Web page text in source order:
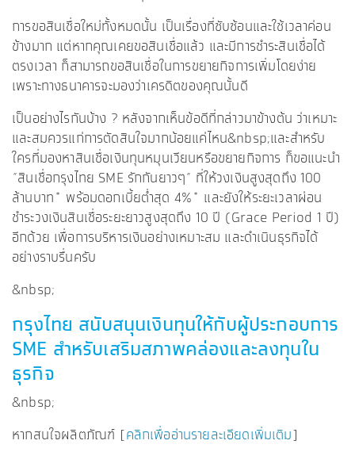
การขอสินเชื่อใหม่ทั้งหมดนั้น เป็นเรื่องที่ซับซ้อนและใช้เวลาค่อน
ข้างมาก แต่หากคุณเคยขอสินเชื่อแล้ว และมีการชำระสินเชื่อได้
ตรงเวลา ก็สามารถขอสินเชื่อในการขยายกิจการเพิ่มโดยง่าย
เพราะทางธนาคารจะมองว่าเครดิตของคุณนั้นดี
เป็นอย่างไรกันบ้าง ? หลังจากเห็นข้อดีที่กล่าวมาข้างต้น ว่าเหมาะ
และสมควรแก่การตัดสินใจมากน้อยแค่ไหน&nbsp;และสำหรับ
ใครที่มองหาสินเชื่อเงินทุนหมุนเวียนหรือขยายกิจการ ก็ขอแนะนำ
“สินเชื่อกรุงไทย SME รักกันยาวๆ“ ที่ให้วงเงินสูงสุดถึง 100
ล้านบาท* พร้อมดอกเบี้ยต่ำสุด 4%* และยังให้ระยะเวลาผ่อน
ชำระวงเงินสินเชื่อระยะยาวสูงสุดถึง 10 ปี (Grace Period 1 ปี)
อีกด้วย เพื่อการบริหารเงินอย่างเหมาะสม และดำเนินธุรกิจได้
อย่างราบรื่นครับ
&nbsp;
กรุงไทย สนับสนุนเงินทุนให้กับผู้ประกอบการ
SME สำหรับเสริมสภาพคล่องและลงทุนใน
ธุรกิจ
&nbsp;
หากสนใจผลิตภัณฑ์ [คลิกเพื่ออ่านรายละเอียดเพิ่มเติม]